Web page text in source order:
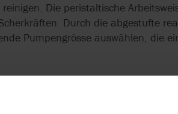
Die peristaltische
Durch die abgestufte
Pumpengrösse auswählen, die
in dieser Anwendung:
der Hefe